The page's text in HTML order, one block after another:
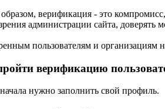
верификация - это
администрации сайта, доверять
пользователям и организациям
верификацию
нужно заполнить свой профиль.